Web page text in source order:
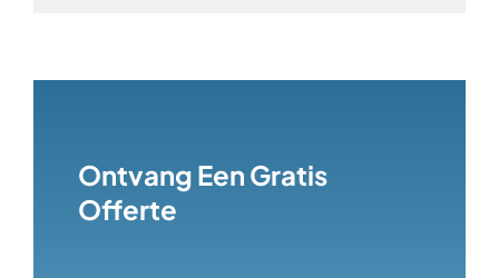
Ontvang Een Gratis
Offerte